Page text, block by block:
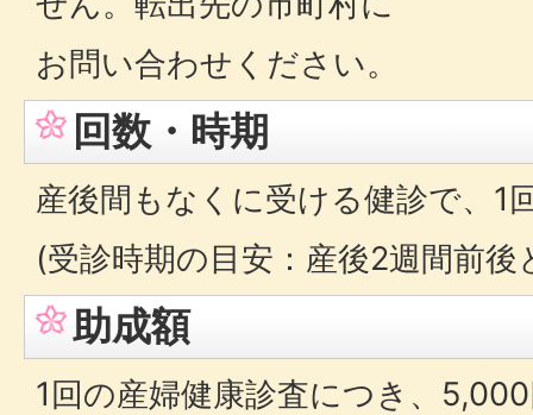
お問い合わせください。
回数・時期
産後間もなくに受ける健診で、1
(受診時期の目安：産後2週間前後
助成額
1回の産婦健康診査につき、